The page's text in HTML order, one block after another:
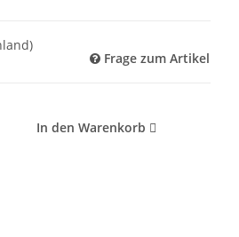
Frage zum Artikel
In den Warenkorb